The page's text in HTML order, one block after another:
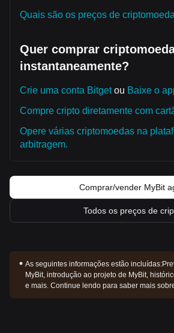
Quais são os preços de
Quer comprar
instantaneamente?
Crie uma conta Bitgetou Baixe o
Compre cripto diretamente com
Opere várias criptomoedas na
arbitragem.
Comprar/vender MyBit
Todos os preços de
As seguintes informações estão incluídas:
MyBit, introdução ao projeto de MyBit,
e mais. Continue lendo para saber mais